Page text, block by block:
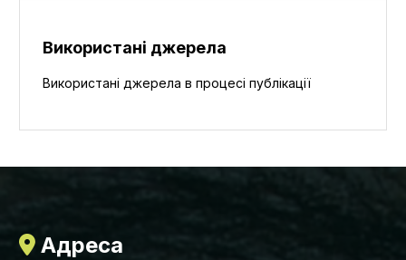
Використані джерела
Використані джерела в процесі публікації
Адреса